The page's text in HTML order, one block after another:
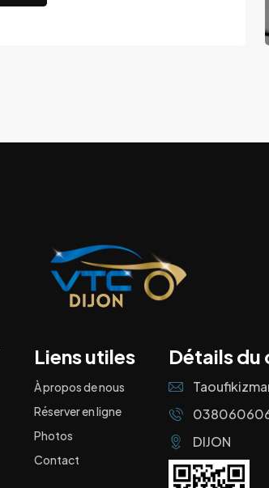
Liens utiles
À propos de nous
Réserver en ligne
Photos
Contact
Détails
DIJON